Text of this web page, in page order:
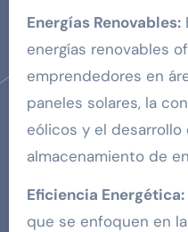
Energías Renovables:
energías renovables
emprendedores en
paneles solares, la
eólicos y el
almacenamiento de
Eficiencia Energética:
que se enfoquen en